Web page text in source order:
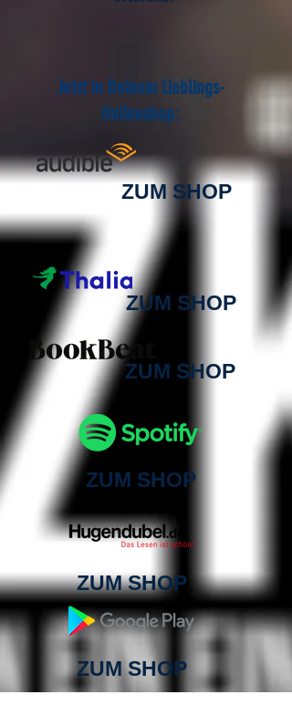
Jetzt in Deinem Lieblings-
Onlineshop:
ZUM SHOP
ZUM SHOP
ZUM SHOP
ZUM SHOP
ZUM SHOP
ZUM SHOP